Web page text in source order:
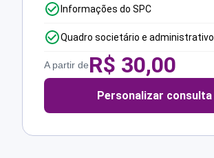
Informações do SPC
Quadro societário e administrativo
A partir deR$ 30,00
Personalizar consulta